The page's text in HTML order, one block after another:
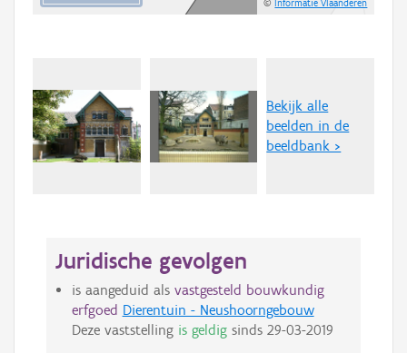
©Informatie Vlaanderen
Bekijk alle
beelden in de
beeldbank >
Juridische gevolgen
is aangeduid als vastgesteld bouwkundig
erfgoed Dierentuin - Neushoorngebouw
Deze vaststelling is geldigsinds 29-03-2019